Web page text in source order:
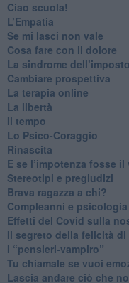
​Ciao scuola!
​L’Empatia
​Se mi lasci non vale
Cosa fare con il dolore
​La sindrome
​Cambiare prospettiva
La terapia online
La libertà
​Il tempo
​Lo Psico-Coraggio
Rinascita
​E se l’impotenza fosse
Stereotipi e pregiudizi
​Brava ragazza a chi?
​Compleanni e psicologia
Effetti del Covid sulla
Il segreto della felicità di
​I “pensieri-vampiro”
​Tu chiamale se vuoi
​Lascia andare ciò che